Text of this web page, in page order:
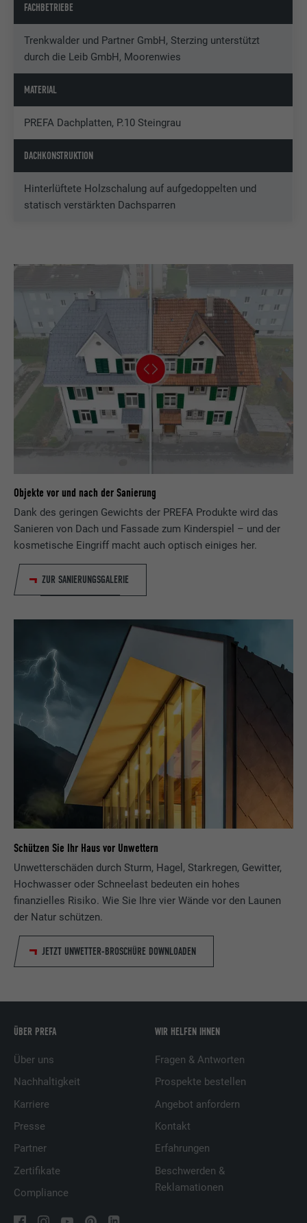
FACHBETRIEBE
Trenkwalder und Partner GmbH, Sterzing unterstützt
durch die Leib GmbH, Moorenwies
MATERIAL
PREFA Dachplatten, P.10 Steingrau
DACHKONSTRUKTION
Hinterlüftete Holzschalung auf aufgedoppelten und
statisch verstärkten Dachsparren
Objekte vor und nach der Sanierung
Dank des geringen Gewichts der PREFA Produkte wird das
Sanieren von Dach und Fassade zum Kinderspiel – und der
kosmetische Eingriff macht auch optisch einiges her.
ZUR SANIERUNGSGALERIE
Schützen Sie Ihr Haus vor Unwettern
Unwetterschäden durch Sturm, Hagel, Starkregen, Gewitter,
Hochwasser oder Schneelast bedeuten ein hohes
finanzielles Risiko. Wie Sie Ihre vier Wände vor den Launen
der Natur schützen.
JETZT UNWETTER-BROSCHÜRE DOWNLOADEN
ÜBER PREFA
Über uns
Nachhaltigkeit
Karriere
Presse
Partner
Zertifikate
Compliance
WIR HELFEN IHNEN
Fragen & Antworten
Prospekte bestellen
Angebot anfordern
Kontakt
Erfahrungen
Beschwerden &
Reklamationen